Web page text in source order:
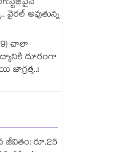
అవుతున్న
9) చాలా
దూరంగా
జీవితం: రూ.25